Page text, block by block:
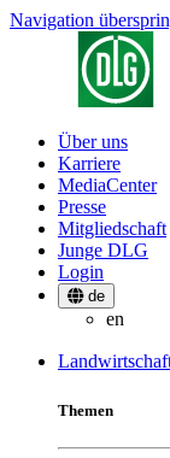
Navigation
Über uns
Karriere
MediaCenter
Presse
Mitgliedschaft
Junge DLG
Login
de
en
Themen